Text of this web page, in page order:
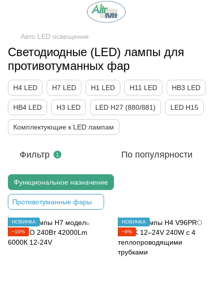
Авто LED освещение
Светодиодные (LED) лампы для
противотуманных фар
H4 LED H7 LED H1 LED H11 LED HB3 LED
HB4 LED H3 LED LED H27 (880/881) LED H15
Комплектующие к LED лампам
Фильтр 1 По популярности
Функциональное назначение
Противотуманные фары
НОВИНКА
−10%
НОВИНКА
−9%